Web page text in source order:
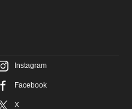
跳
Instagram
Facebook
X